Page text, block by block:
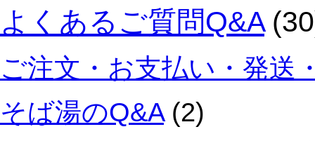
よくあるご質問Q&A
ご注文・お支払い・発送
そば湯のQ&A(2)